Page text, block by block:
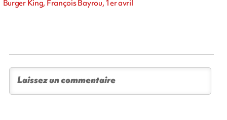
Burger King, François Bayrou, 1er avril